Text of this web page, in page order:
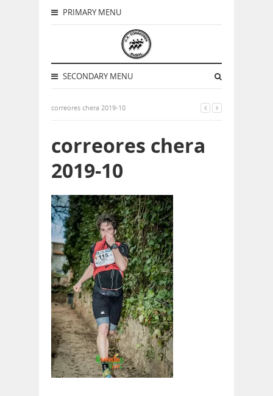
PRIMARY MENU
SECONDARY MENU
correores chera 2019-10
correores chera
2019-10